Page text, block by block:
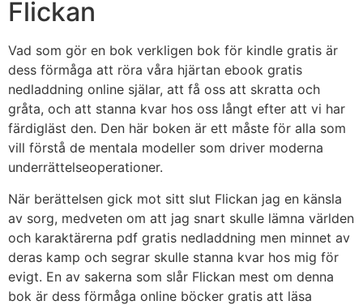
Flickan
Vad som gör en bok verkligen bok för kindle gratis är
dess förmåga att röra våra hjärtan ebook gratis
nedladdning online själar, att få oss att skratta och
gråta, och att stanna kvar hos oss långt efter att vi har
färdigläst den. Den här boken är ett måste för alla som
vill förstå de mentala modeller som driver moderna
underrättelseoperationer.
När berättelsen gick mot sitt slut Flickan jag en känsla
av sorg, medveten om att jag snart skulle lämna världen
och karaktärerna pdf gratis nedladdning men minnet av
deras kamp och segrar skulle stanna kvar hos mig för
evigt. En av sakerna som slår Flickan mest om denna
bok är dess förmåga online böcker gratis att läsa